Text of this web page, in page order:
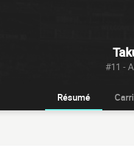
#11 -
Résumé